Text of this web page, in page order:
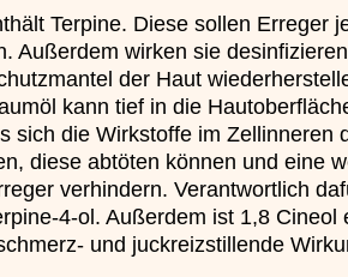
Terpine. Diese sollen Erreger
Außerdem wirken sie
der Haut
kann tief in die
sich die Wirkstoffe im Zellinneren
diese abtöten können und eine
verhindern. Verantwortlich
4-ol. Außerdem ist 1,8 Cineol
und juckreizstillende